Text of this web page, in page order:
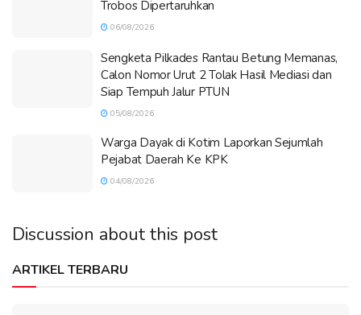
Trobos Dipertaruhkan
06/08/2026
Sengketa Pilkades Rantau Betung Memanas,
Calon Nomor Urut 2 Tolak Hasil Mediasi dan
Siap Tempuh Jalur PTUN
05/08/2026
Warga Dayak di Kotim Laporkan Sejumlah
Pejabat Daerah Ke KPK
04/08/2026
Discussion about this post
ARTIKEL TERBARU